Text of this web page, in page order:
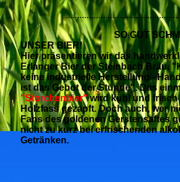
SO GUT
UNSER BIER!
Hier präsentieren wir das
Erlanger Bier der Steinbach Bräu.
keine industrielle Herstellung -
ist das Gebot der Stunde". Das
"Storchenbier"wird kühl und frisch
Holzfass gezapft. Doch auch, wer
Fans des goldenen Gerstensaftes
nicht zu kurz bei erfrischenden
Getränken.